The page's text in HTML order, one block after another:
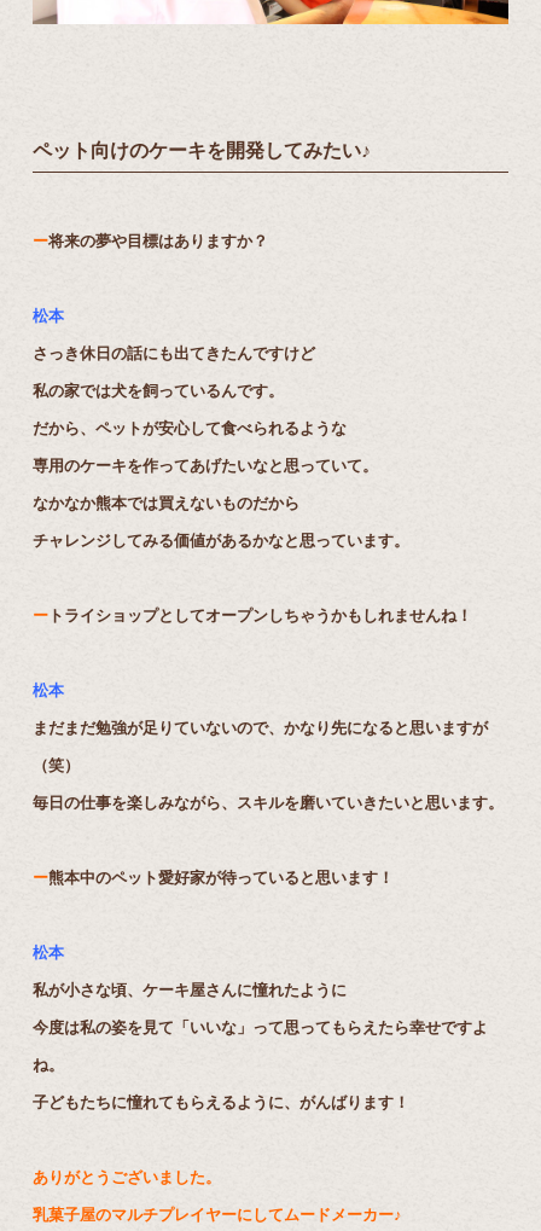
ペット向けのケーキを開発してみたい♪
ー将来の夢や目標はありますか？
松本
さっき休日の話にも出てきたんですけど
私の家では犬を飼っているんです。
だから、ペットが安心して食べられるような
専用のケーキを作ってあげたいなと思っていて。
なかなか熊本では買えないものだから
チャレンジしてみる価値があるかなと思っています。
ートライショップとしてオープンしちゃうかもしれませんね！
松本
まだまだ勉強が足りていないので、かなり先になると思いますが
（笑）
毎日の仕事を楽しみながら、スキルを磨いていきたいと思います。
ー熊本中のペット愛好家が待っていると思います！
松本
私が小さな頃、ケーキ屋さんに憧れたように
今度は私の姿を見て「いいな」って思ってもらえたら幸せですよ
ね。
子どもたちに憧れてもらえるように、がんばります！
ありがとうございました。
乳菓子屋のマルチプレイヤーにしてムードメーカー♪